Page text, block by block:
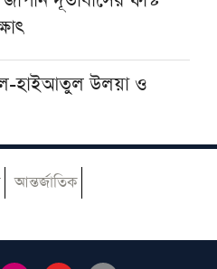
হাইআতুল উলয়া ও
কী তাদের আকিদা
আন্তর্জাতিক